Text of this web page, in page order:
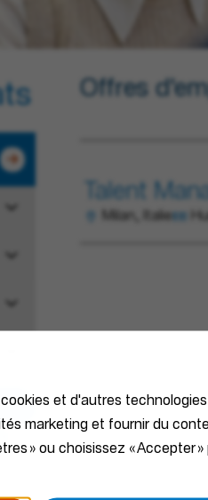
et d'autres
marketing et fournir du
» ou choisissez « Accepter
Offres
Talent
Milan, Italie